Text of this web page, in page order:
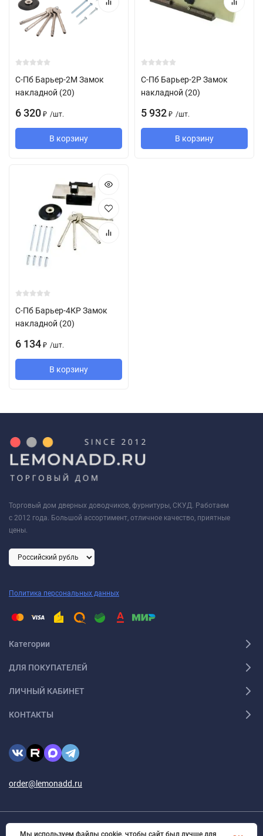
С-Пб Барьер-2М Замок
накладной (20)
6 320 ₽ /шт.
В корзину
С-Пб Барьер-2Р Замок
накладной (20)
5 932 ₽ /шт.
В корзину
С-Пб Барьер-4КР Замок
накладной (20)
6 134 ₽ /шт.
В корзину
Торговый дом дверных доводчиков, фурнитуры, СКУД. Работаем
с 2012 года. Большой ассортимент, отличное качество, приятные
цены.
Политика персональных данных
Категории
ДЛЯ ПОКУПАТЕЛЕЙ
ЛИЧНЫЙ КАБИНЕТ
КОНТАКТЫ
order@lemonadd.ru
© 2026 Lemonadd.ru Все права защищены
Мы используем файлы cookie, чтобы сайт был лучше для